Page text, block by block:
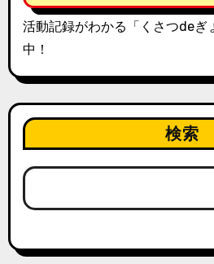
活動記録がわかる「くさつdeぎ
中！
検索